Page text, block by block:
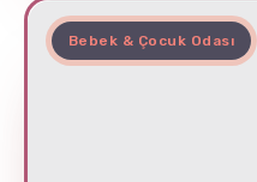
Bebek & Çocuk Odası